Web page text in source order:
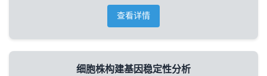
查看详情
细胞株构建基因稳定性分析